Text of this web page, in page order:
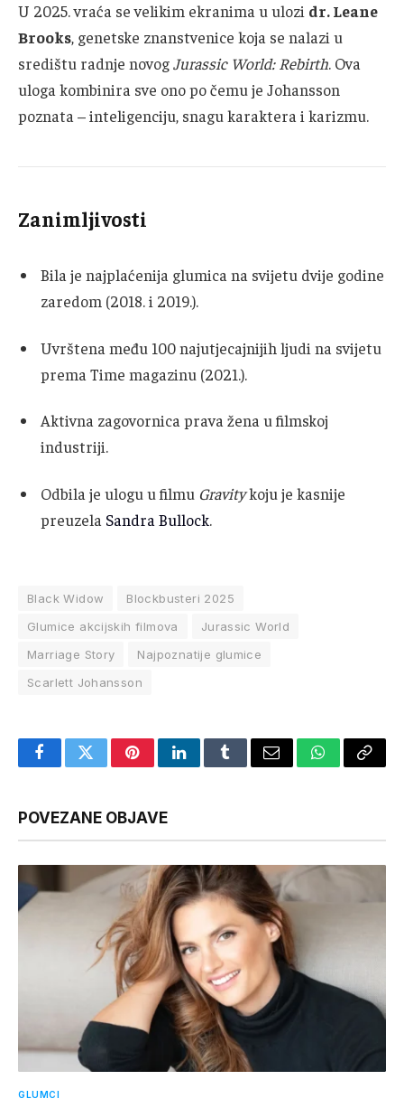
U 2025. vraća se velikim ekranima u ulozi dr. Leane
Brooks, genetske znanstvenice koja se nalazi u
središtu radnje novogJurassic World: Rebirth. Ova
uloga kombinira sve ono po čemu je Johansson
poznata – inteligenciju, snagu karaktera i karizmu.
Zanimljivosti
Bila je najplaćenija glumica na svijetu dvije godine
zaredom (2018. i 2019.).
Uvrštena među 100 najutjecajnijih ljudi na svijetu
prema Time magazinu (2021.).
Aktivna zagovornica prava žena u filmskoj
industriji.
Odbila je ulogu u filmu Gravitykoju je kasnije
preuzela Sandra Bullock.
Black Widow
Blockbusteri 2025
Glumice akcijskih filmova
Jurassic World
Marriage Story
Najpoznatije glumice
Scarlett Johansson
FacebookTwitterPinterestLinkedInTumblrEmail WhatsApp
Copy
POVEZANE OBJAVE
GLUMCI